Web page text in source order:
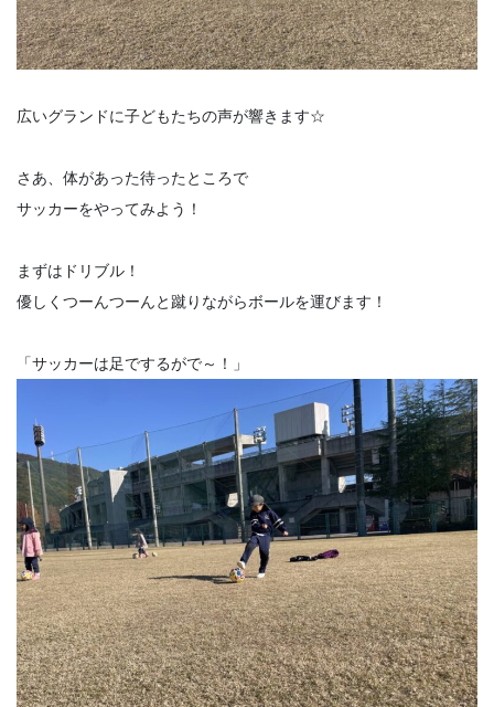
広いグランドに子どもたちの声が響きます☆
さあ、体があった待ったところで
サッカーをやってみよう！
まずはドリブル！
優しくつーんつーんと蹴りながらボールを運びます！
「サッカーは足でするがで～！」